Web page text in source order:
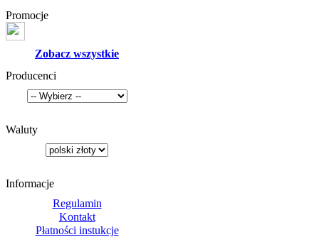
Promocje
Zobacz wszystkie
Producenci
Waluty
Informacje
Regulamin
Kontakt
Płatności instukcje